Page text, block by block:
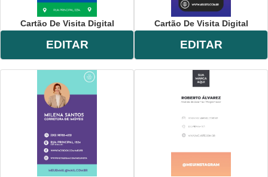
Cartão De Visita Digital
EDITAR
Cartão De Visita Digital
EDITAR